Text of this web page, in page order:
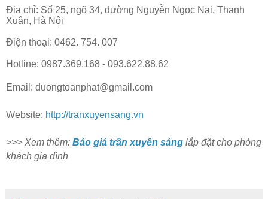
Địa chỉ: Số 25, ngõ 34, đường Nguyễn Ngọc Nại, Thanh
Xuân, Hà Nội
Điện thoại: 0462. 754. 007
Hotline: 0987.369.168 - 093.622.88.62
Email: duongtoanphat@gmail.com
Website: http://tranxuyensang.vn
>>> Xem thêm: Báo giá trần xuyên sáng lắp đặt cho phòng
khách gia đình